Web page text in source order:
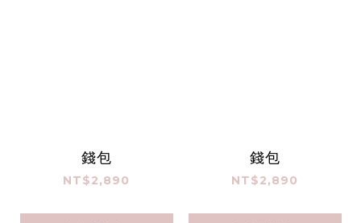
錢包
NT$2,890
錢包
NT$2,890